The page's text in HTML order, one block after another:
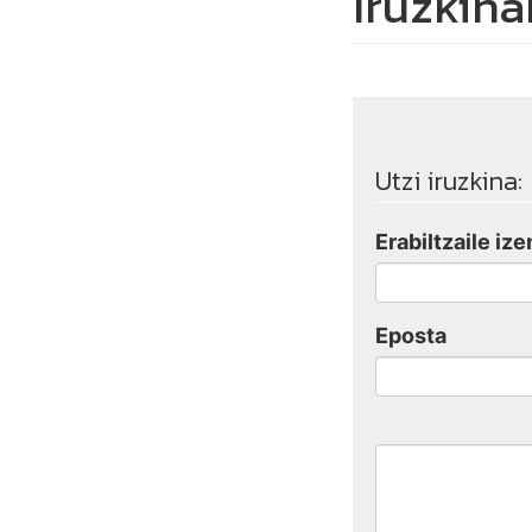
Utzi iruzkina:
Erabiltzaile
Eposta